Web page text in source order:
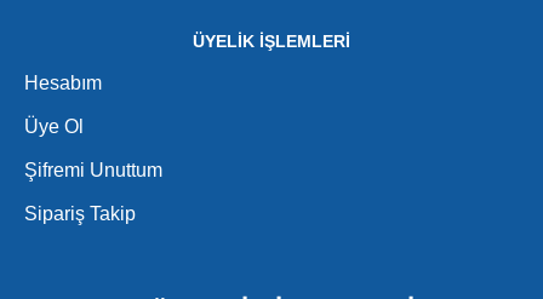
ÜYELİK İŞLEMLERİ
Hesabım
Üye Ol
Şifremi Unuttum
Sipariş Takip